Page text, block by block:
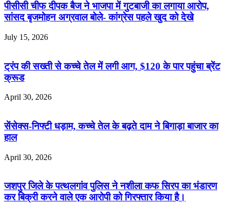
पीसीसी चीफ दीपक बैज ने भाजपा में गुटबाजी का लगाया आरोप,
सांसद बृजमोहन अग्रवाल बोले- कांग्रेस पहले खुद को देखे
July 15, 2026
ट्रंप की सख्ती से कच्चे तेल में लगी आग, $120 के पार पहुंचा ब्रेंट
क्रूड
April 30, 2026
सेंसेक्स-निफ्टी धड़ाम, कच्चे तेल के बढ़ते दाम ने बिगाड़ा बाजार का
हाल
April 30, 2026
जशपुर जिले के पत्थलगांव पुलिस ने नशीला कफ सिरप का भंडारण
कर बिक्री करने वाले एक आरोपी को गिरफ्तार किया है।